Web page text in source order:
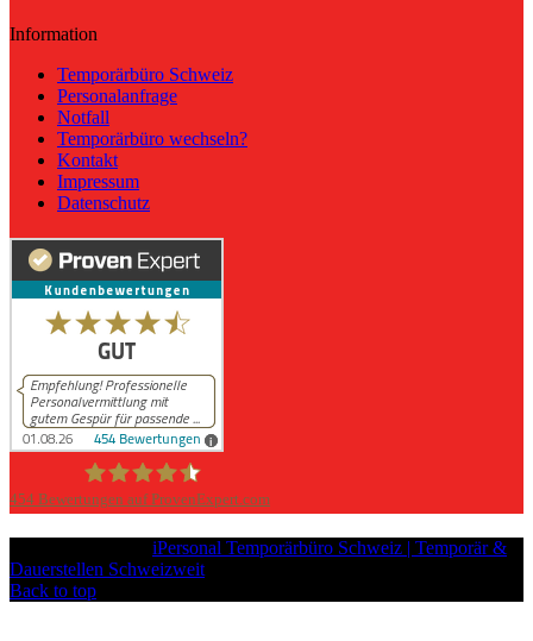
Information
Temporärbüro Schweiz
Personalanfrage
Notfall
Temporärbüro wechseln?
Kontakt
Impressum
Datenschutz
454 Bewertungen auf ProvenExpert.com
iPersonal Temporärbüro Schweiz | Temporär &
Dauerstellen Schweizweit
Back to top